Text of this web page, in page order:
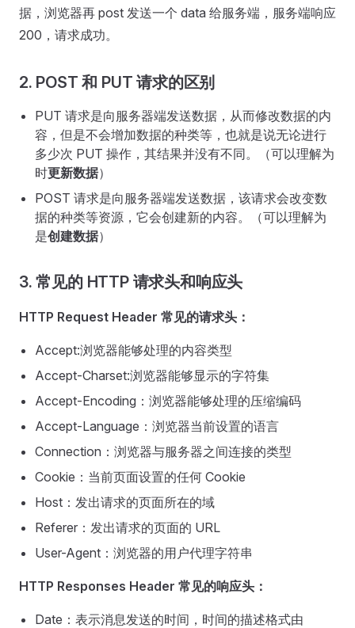
据，浏览器再 post 发送一个 data 给服务端，服务端响应
200，请求成功。
2. POST 和 PUT 请求的区别
PUT 请求是向服务器端发送数据，从而修改数据的内
容，但是不会增加数据的种类等，也就是说无论进行
多少次 PUT 操作，其结果并没有不同。（可以理解为
时更新数据）
POST 请求是向服务器端发送数据，该请求会改变数
据的种类等资源，它会创建新的内容。（可以理解为
是创建数据）
3. 常见的 HTTP 请求头和响应头
HTTP Request Header 常见的请求头：
Accept:浏览器能够处理的内容类型
Accept-Charset:浏览器能够显示的字符集
Accept-Encoding：浏览器能够处理的压缩编码
Accept-Language：浏览器当前设置的语言
Connection：浏览器与服务器之间连接的类型
Cookie：当前页面设置的任何 Cookie
Host：发出请求的页面所在的域
Referer：发出请求的页面的 URL
User-Agent：浏览器的用户代理字符串
HTTP Responses Header 常见的响应头：
Date：表示消息发送的时间，时间的描述格式由